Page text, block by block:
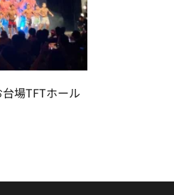
場TFTホール